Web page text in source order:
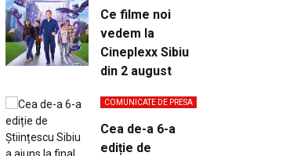
Ce filme noi
vedem la
Cineplexx Sibiu
din 2 august
COMUNICATE DE PRESA
Cea de-a 6-a
ediție de